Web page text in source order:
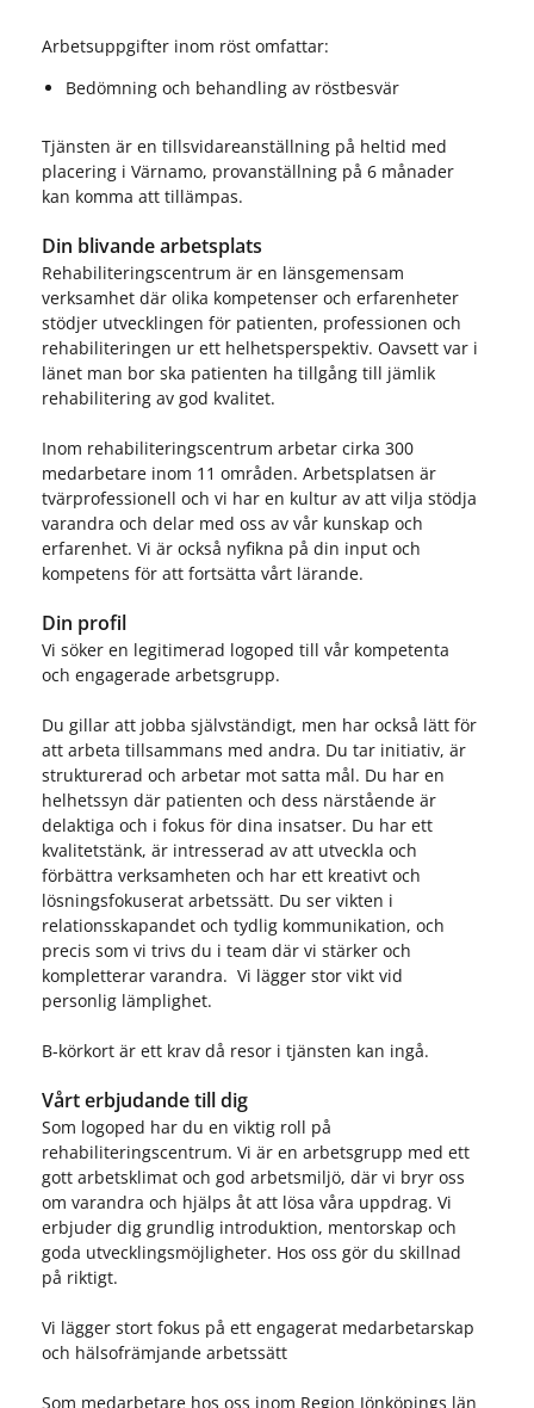
Arbetsuppgifter inom röst omfattar:
Bedömning och behandling av röstbesvär
Tjänsten är en tillsvidareanställning på heltid med
placering i Värnamo, provanställning på 6 månader
kan komma att tillämpas.
Din blivande arbetsplats
Rehabiliteringscentrum är en länsgemensam
verksamhet där olika kompetenser och erfarenheter
stödjer utvecklingen för patienten, professionen och
rehabiliteringen ur ett helhetsperspektiv. Oavsett var i
länet man bor ska patienten ha tillgång till jämlik
rehabilitering av god kvalitet.
Inom rehabiliteringscentrum arbetar cirka 300
medarbetare inom 11 områden. Arbetsplatsen är
tvärprofessionell och vi har en kultur av att vilja stödja
varandra och delar med oss av vår kunskap och
erfarenhet. Vi är också nyfikna på din input och
kompetens för att fortsätta vårt lärande.
Din profil
Vi söker en legitimerad logoped till vår kompetenta
och engagerade arbetsgrupp.
Du gillar att jobba självständigt, men har också lätt för
att arbeta tillsammans med andra. Du tar initiativ, är
strukturerad och arbetar mot satta mål. Du har en
helhetssyn där patienten och dess närstående är
delaktiga och i fokus för dina insatser. Du har ett
kvalitetstänk, är intresserad av att utveckla och
förbättra verksamheten och har ett kreativt och
lösningsfokuserat arbetssätt. Du ser vikten i
relationsskapandet och tydlig kommunikation, och
precis som vi trivs du i team där vi stärker och
kompletterar varandra. Vi lägger stor vikt vid
personlig lämplighet.
B-körkort är ett krav då resor i tjänsten kan ingå.
Vårt erbjudande till dig
Som logoped har du en viktig roll på
rehabiliteringscentrum. Vi är en arbetsgrupp med ett
gott arbetsklimat och god arbetsmiljö, där vi bryr oss
om varandra och hjälps åt att lösa våra uppdrag. Vi
erbjuder dig grundlig introduktion, mentorskap och
goda utvecklingsmöjligheter. Hos oss gör du skillnad
på riktigt.
Vi lägger stort fokus på ett engagerat medarbetarskap
och hälsofrämjande arbetssätt
Som medarbetare hos oss inom Region Jönköpings län